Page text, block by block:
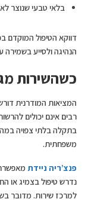
בלאי טבעי שנוצר
דווקא הטיפול המוקדם
הנהיגה ולסייע בשמירה
כשהשירות
המציאות המודרנית
רבים אינם יכולים
בתקלה בלתי צפויה
משפחתית.
פנצ’ריה ניידת
נדרש טיפול בצמיג או
למרכז שירות. מדובר